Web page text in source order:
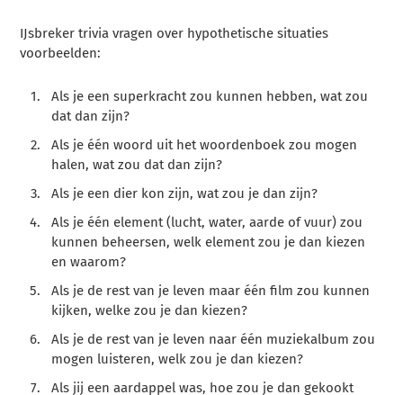
IJsbreker trivia vragen over hypothetische situaties
voorbeelden:
Als je een superkracht zou kunnen hebben, wat zou
dat dan zijn?
Als je één woord uit het woordenboek zou mogen
halen, wat zou dat dan zijn?
Als je een dier kon zijn, wat zou je dan zijn?
Als je één element (lucht, water, aarde of vuur) zou
kunnen beheersen, welk element zou je dan kiezen
en waarom?
Als je de rest van je leven maar één film zou kunnen
kijken, welke zou je dan kiezen?
Als je de rest van je leven naar één muziekalbum zou
mogen luisteren, welk zou je dan kiezen?
Als jij een aardappel was, hoe zou je dan gekookt